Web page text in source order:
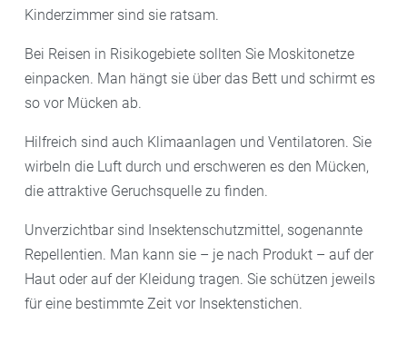
Kinderzimmer sind sie ratsam.
Bei Reisen in Risikogebiete sollten Sie Moskitonetze
einpacken. Man hängt sie über das Bett und schirmt es
so vor Mücken ab.
Hilfreich sind auch Klimaanlagen und Ventilatoren. Sie
wirbeln die Luft durch und erschweren es den Mücken,
die attraktive Geruchsquelle zu finden.
Unverzichtbar sind Insektenschutzmittel, sogenannte
Repellentien. Man kann sie – je nach Produkt – auf der
Haut oder auf der Kleidung tragen. Sie schützen jeweils
für eine bestimmte Zeit vor Insektenstichen.